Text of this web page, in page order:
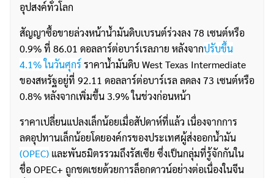
อุปสงค์ทั่วโลก
สัญญาซื้อขายล่วงหน้าน้ำมันดิบเบรนต์ร่วงลง 78 เซนต์หรือ
0.9% ที่ 86.01 ดอลลาร์ต่อบาร์เรลภาย หลังจากปรับขึ้น
4.1% ในวันศุกร์ ราคาน้ำมันดิบ West Texas Intermediate
ของสหรัฐอยู่ที่ 92.11 ดอลลาร์ต่อบาร์เรล ลดลง 73 เซนต์หรือ
0.8% หลังจากเพิ่มขึ้น 3.9% ในช่วงก่อนหน้า
ราคาเปลี่ยนแปลงเล็กน้อยเมื่อสัปดาห์ที่แล้ว เนื่องจากการ
ลดอุปทานเล็กน้อยโดยองค์กรของประเทศผู้ส่งออกน้ำมัน
(OPEC) และพันธมิตรรวมถึงรัสเซีย ซึ่งเป็นกลุ่มที่รู้จักกันใน
ชื่อ OPEC+ ถูกชดเชยด้วยการล็อกดาวน์อย่างต่อเนื่องในจีน